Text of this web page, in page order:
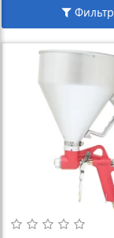
Фильтр